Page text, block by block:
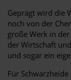
Geprägt wird die
noch von der
große Werk in
der Wirtschaft
und sogar ein
Für